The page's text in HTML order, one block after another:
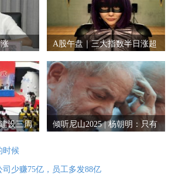
A股午盘｜三大指数半日涨超
设三周
倾听尼山2025 | 杨朝明：只有
时候
少赚75亿，员工多发88亿